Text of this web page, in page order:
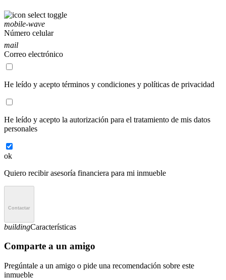
mobile-wave
Número celular
mail
Correo electrónico
He leído y acepto términos y condiciones y políticas de privacidad
He leído y acepto la autorización para el tratamiento de mis datos
personales
ok
Quiero recibir asesoría financiera para mi inmueble
Contactar
buildingCaracterísticas
Comparte a un amigo
Pregúntale a un amigo o pide una recomendación sobre este
inmueble